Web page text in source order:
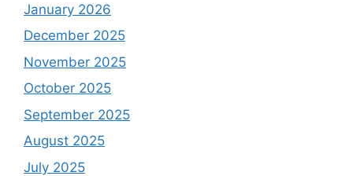
January 2026
December 2025
November 2025
October 2025
September 2025
August 2025
July 2025